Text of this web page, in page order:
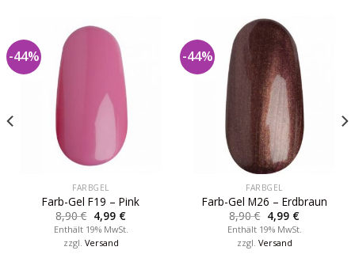
-44%
FARBGEL
Farb-Gel F19 – Pink
8,90€ 4,99 €
Enthält 19% MwSt.
zzgl. Versand
-44%
FARBGEL
Farb-Gel M26 – Erdbraun
8,90€ 4,99 €
Enthält 19% MwSt.
zzgl. Versand